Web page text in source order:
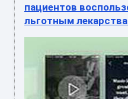
пациентов
льготным